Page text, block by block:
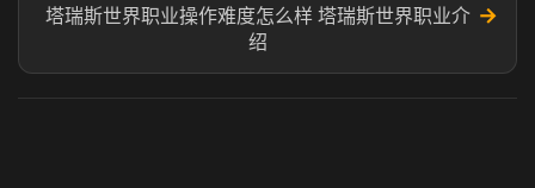
塔瑞斯世界职业操作难度怎么样 塔瑞斯世界职业介
绍
→